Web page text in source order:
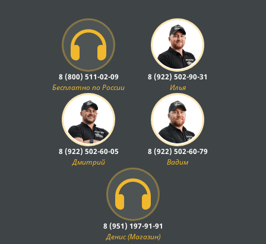
8 (800) 511-02-09
Бесплатно по России
8 (922) 502-90-31
Илья
8 (922) 502-60-05
Дмитрий
8 (922) 502-60-79
Вадим
8 (951) 197-91-91
Денис (Магазин)